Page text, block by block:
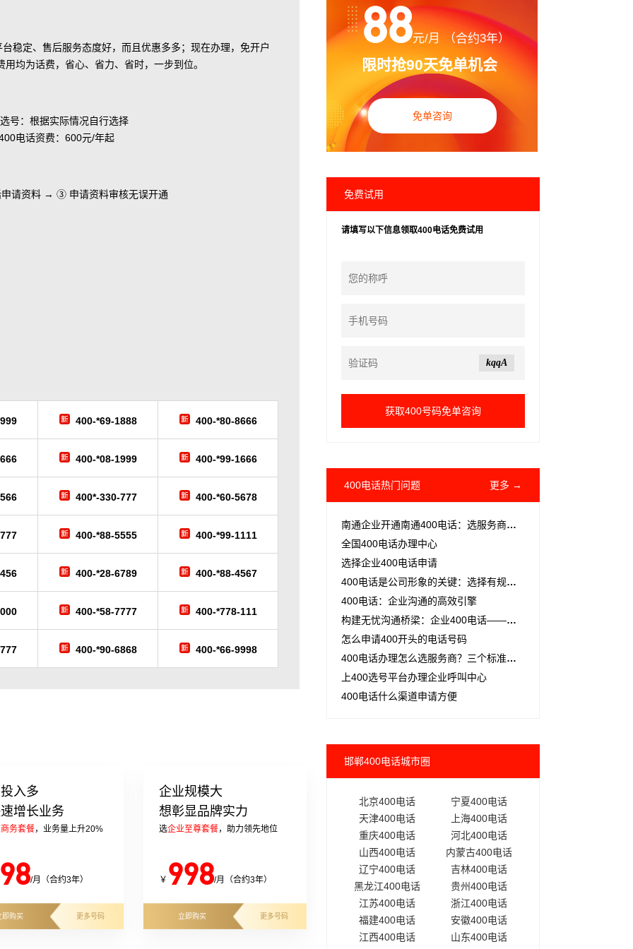
稳定、售后服务态度好，而且优惠多多；现在办理，免开户
均为话费，省心、省力、省时，一步到位。
：根据实际情况自行选择
话资费：600元/年起
请资料 → ③ 申请资料审核无误开通
400-*69-1888 400-*80-8666
400-*08-1999 400-*99-1666
400*-330-777 400-*60-5678
400-*88-5555 400-*99-1111
400-*28-6789 400-*88-4567
400-*58-7777 400-*778-111
400-*90-6868 400-*66-9998
入多
增长业务
务套餐，业务量上升20%
/月（合约3年）
即购买 更多号码
企业规模大
想彰显品牌实力
选企业至尊套餐，助力领先地位
￥ 998/月（合约3年）
立即购买 更多号码
88元/月 （合约3年）
限时抢90天免单机会
免单咨询
免费试用
请填写以下信息领取400电话免费试用
kqqA
400电话热门问题 更多 →
南通企业开通南通400电话：选服务商更省心高效
全国400电话办理中心
选择企业400电话申请
400电话是公司形象的关键：选择有规律、易记的号码助力业务发展
400电话：企业沟通的高效引擎
构建无忧沟通桥梁：企业400电话——您的全能客服、销售与售后热线
怎么申请400开头的电话号码
400电话办理怎么选服务商？三个标准别再踩坑
上400选号平台办理企业呼叫中心
400电话什么渠道申请方便
邯郸400电话城市圈
北京400电话
宁夏400电话
天津400电话
上海400电话
重庆400电话
河北400电话
山西400电话
内蒙古400电话
辽宁400电话
吉林400电话
黑龙江400电话
贵州400电话
江苏400电话
浙江400电话
福建400电话
安徽400电话
江西400电话
山东400电话